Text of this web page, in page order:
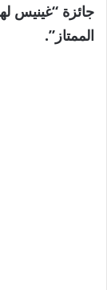
جائزة “غينيس
الممتاز”.